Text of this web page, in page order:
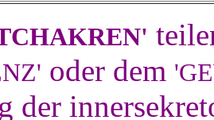
oder dem
der